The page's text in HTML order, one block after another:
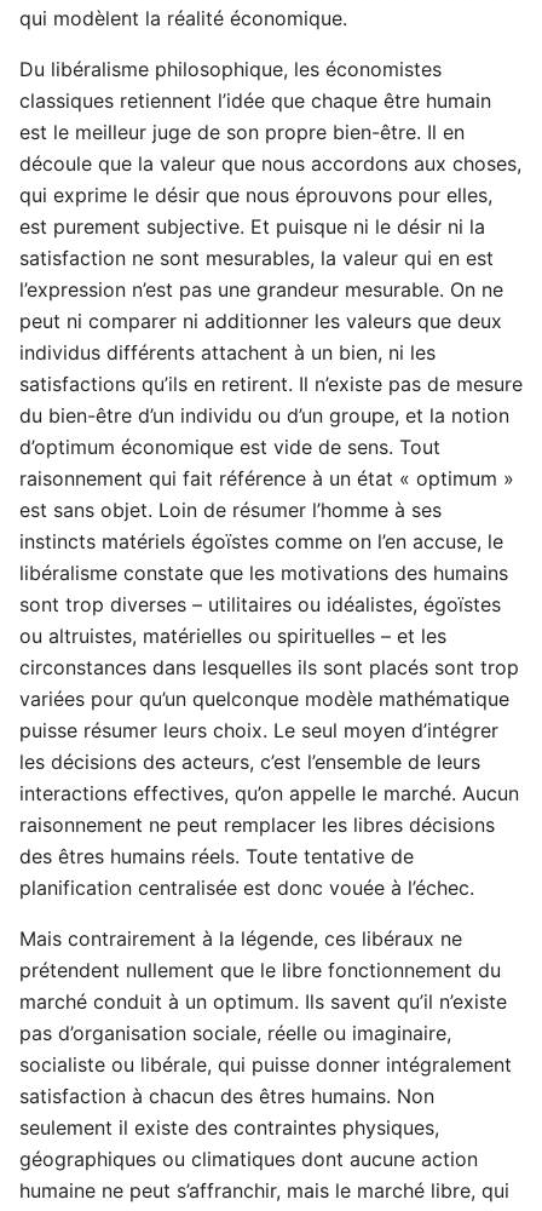
qui modèlent la réalité économique.
Du libéralisme philosophique, les économistes
classiques retiennent l’idée que chaque être humain
est le meilleur juge de son propre bien-être. Il en
découle que la valeur que nous accordons aux choses,
qui exprime le désir que nous éprouvons pour elles,
est purement subjective. Et puisque ni le désir ni la
satisfaction ne sont mesurables, la valeur qui en est
l’expression n’est pas une grandeur mesurable. On ne
peut ni comparer ni additionner les valeurs que deux
individus différents attachent à un bien, ni les
satisfactions qu’ils en retirent. Il n’existe pas de mesure
du bien-être d’un individu ou d’un groupe, et la notion
d’optimum économique est vide de sens. Tout
raisonnement qui fait référence à un état « optimum »
est sans objet. Loin de résumer l’homme à ses
instincts matériels égoïstes comme on l’en accuse, le
libéralisme constate que les motivations des humains
sont trop diverses – utilitaires ou idéalistes, égoïstes
ou altruistes, matérielles ou spirituelles – et les
circonstances dans lesquelles ils sont placés sont trop
variées pour qu’un quelconque modèle mathématique
puisse résumer leurs choix. Le seul moyen d’intégrer
les décisions des acteurs, c’est l’ensemble de leurs
interactions effectives, qu’on appelle le marché. Aucun
raisonnement ne peut remplacer les libres décisions
des êtres humains réels. Toute tentative de
planification centralisée est donc vouée à l’échec.
Mais contrairement à la légende, ces libéraux ne
prétendent nullement que le libre fonctionnement du
marché conduit à un optimum. Ils savent qu’il n’existe
pas d’organisation sociale, réelle ou imaginaire,
socialiste ou libérale, qui puisse donner intégralement
satisfaction à chacun des êtres humains. Non
seulement il existe des contraintes physiques,
géographiques ou climatiques dont aucune action
humaine ne peut s’affranchir, mais le marché libre, qui